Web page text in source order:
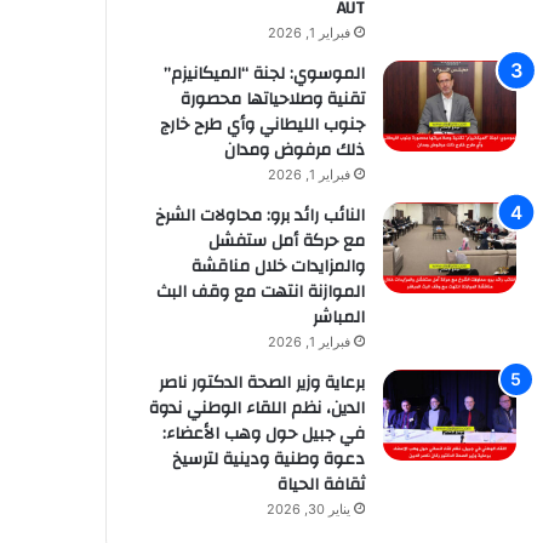
AUT
فبراير 1, 2026
الموسوي: لجنة “الميكانيزم”
تقنية وصلاحياتها محصورة
جنوب الليطاني وأي طرح خارج
ذلك مرفوض ومدان
فبراير 1, 2026
النائب رائد برو: محاولات الشرخ
مع حركة أمل ستفشل
والمزايدات خلال مناقشة
الموازنة انتهت مع وقف البث
المباشر
فبراير 1, 2026
برعاية وزير الصحة الدكتور ناصر
الدين، نظم اللقاء الوطني ندوة
في جبيل حول وهب الأعضاء:
دعوة وطنية ودينية لترسيخ
ثقافة الحياة
يناير 30, 2026